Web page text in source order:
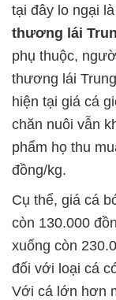
tại đây lo ngại
thương lái
phụ thuộc,
thương lái
hiện tại giá cá
chăn nuôi vẫn
phẩm họ thu
đồng/kg.
Cụ thể, giá cá
còn 130.000
xuống còn
đối với loại cá
Với cá lớn hơn